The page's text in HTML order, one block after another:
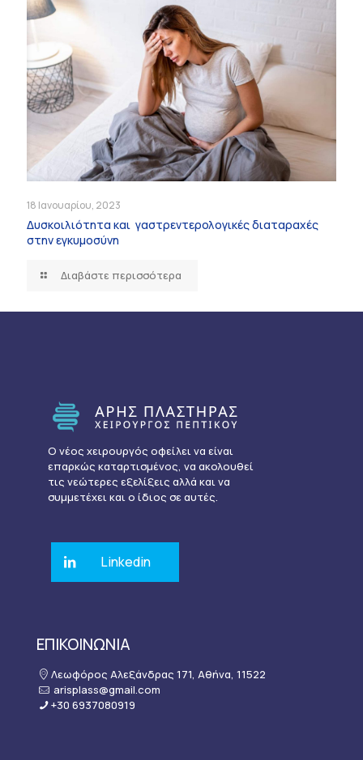
18 Ιανουαρίου, 2023
Δυσκοιλιότητα και γαστρεντερολογικές διαταραχές
στην εγκυμοσύνη
Διαβάστε περισσότερα
Ο νέος χειρουργός οφείλει να είναι
επαρκώς καταρτισμένος, να ακολουθεί
τις νεώτερες εξελίξεις αλλά και να
συμμετέχει και ο ίδιος σε αυτές.
Linkedin
ΕΠΙΚΟΙΝΩΝΙΑ
Λεωφόρος Αλεξάνδρας 171, Αθήνα, 11522
arisplass@gmail.com
+30 6937080919